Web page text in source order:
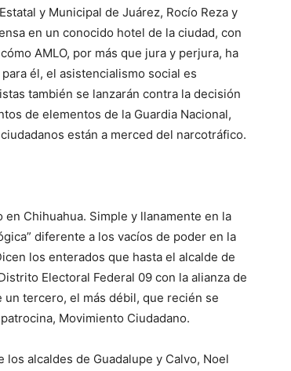
y Municipal de Juárez, Rocío Reza y
en un conocido hotel de la ciudad, con
AMLO, por más que jura y perjura, ha
él, el asistencialismo social es
también se lanzarán contra la decisión
de elementos de la Guardia Nacional,
están a merced del narcotráfico.
en Chihuahua. Simple y llanamente en la
diferente a los vacíos de poder en la
los enterados que hasta el alcalde de
Electoral Federal 09 con la alianza de
tercero, el más débil, que recién se
Movimiento Ciudadano.
alcaldes de Guadalupe y Calvo, Noel